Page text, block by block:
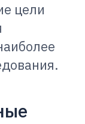
цели